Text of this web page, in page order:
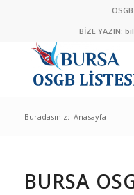
BİZE YAZIN:
Buradasınız: Anasayfa
BURSA